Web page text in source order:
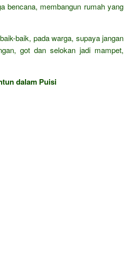
bencana, membangun rumah yang
baik, pada warga, supaya jangan
got dan selokan jadi mampet,
dalam Puisi